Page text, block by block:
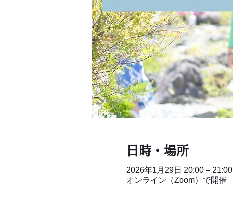
日時・場所
2026年1月29日 20:00 – 21:00
オンライン（Zoom）で開催